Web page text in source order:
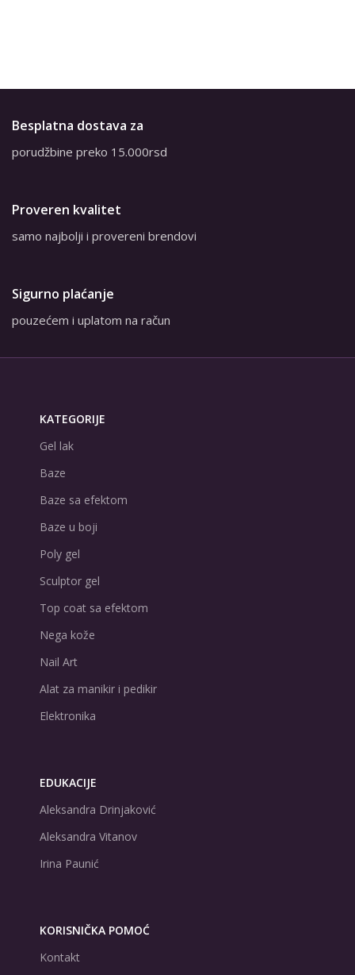
Besplatna dostava za
porudžbine preko 15.000rsd
Proveren kvalitet
samo najbolji i provereni brendovi
Sigurno plaćanje
pouzećem i uplatom na račun
KATEGORIJE
Gel lak
Baze
Baze sa efektom
Baze u boji
Poly gel
Sculptor gel
Top coat sa efektom
Nega kože
Nail Art
Alat za manikir i pedikir
Elektronika
EDUKACIJE
Aleksandra Drinjaković
Aleksandra Vitanov
Irina Paunić
KORISNIČKA POMOĆ
Kontakt